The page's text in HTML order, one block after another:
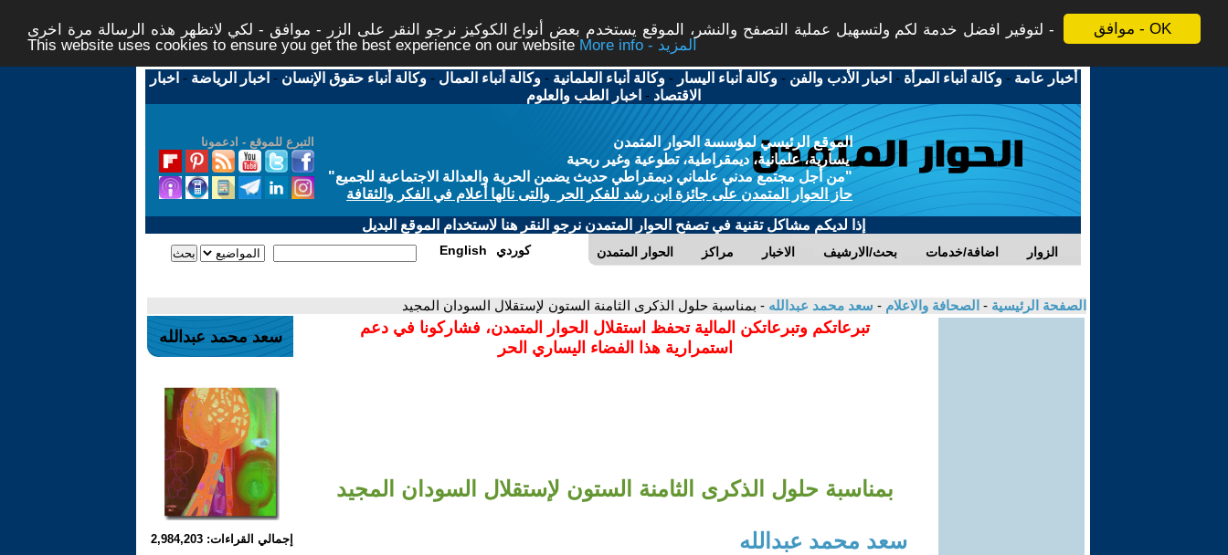
موافق - OK
لتوفير افضل خدمة لكم ولتسهيل عملية التصفح والنشر، الموقع يستخدم بعض أنواع الكوكيز نرجو النقر على الزر - موافق - لكي لاتظهر هذه الرسالة مرة اخرى -
This website uses cookies to ensure you get the best experience on our website
More info - المزيد
أخبار عامة -وكالة أنباء المرأة - اخبار الأدب والفن -وكالة أنباء اليسار -وكالة أنباء العلمانية -وكالة أنباء العمال -وكالة أنباء حقوق الإنسان - اخبار الرياضة - اخبار
الاقتصاد - اخبار الطب والعلوم
التبرع للموقع - ادعمونا
الموقع الرئيسي لمؤسسة الحوار المتمدن
يسارية، علمانية، ديمقراطية، تطوعية وغير ربحية
"من أجل مجتمع مدني علماني ديمقراطي حديث يضمن الحرية والعدالة الاجتماعية للجميع"
حاز الحوار المتمدن على جائزة ابن رشد للفكر الحر والتى نالها أعلام في الفكر والثقافة
إذا لديكم مشاكل تقنية في تصفح الحوار المتمدن نرجو النقر هنا لاستخدام الموقع البديل
الحوار المتمدن مراكز الاخبار بحث/الارشيف اضافة/خدمات الزوار English كوردي
الصفحة الرئيسية - الصحافة والاعلام - سعد محمد عبدالله - بمناسبة حلول الذكرى الثامنة الستون لإستقلال السودان المجيد
تبرعاتكم وتبرعاتكن المالية تحفظ استقلال الحوار المتمدن، فشاركونا في دعم
استمرارية هذا الفضاء اليساري الحر
بمناسبة حلول الذكرى الثامنة الستون لإستقلال السودان المجيد
سعد محمد عبدالله
سعد محمد عبدالله
إجمالي القراءات: 2,984,203